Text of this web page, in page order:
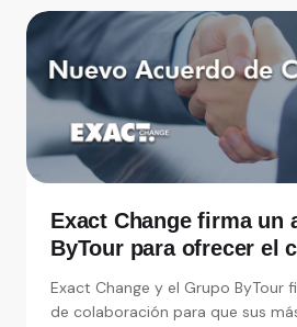
Exact Change firma un
ByTour para ofrecer el
Exact Change y el Grupo ByTour
de colaboración para que sus